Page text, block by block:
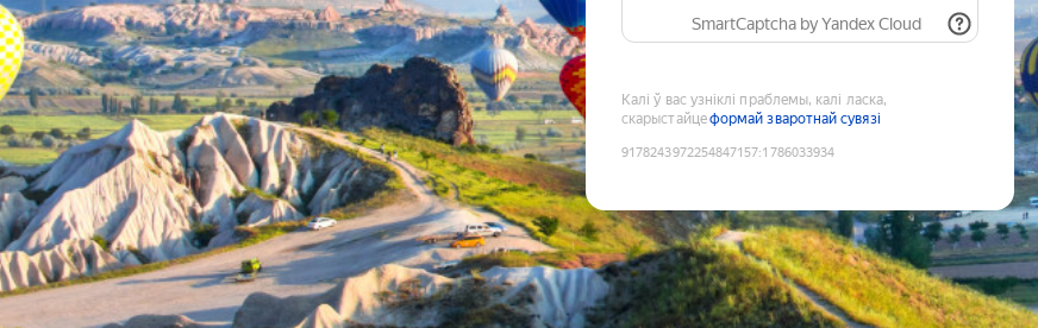
SmartCaptcha by Yandex Cloud
Калі ў вас узніклі праблемы, калі ласка,
скарыстайцеформай зваротнай сувязі
9178243972254847157:1786033934